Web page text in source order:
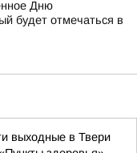
Дню
будет отмечаться в
выходные в Твери